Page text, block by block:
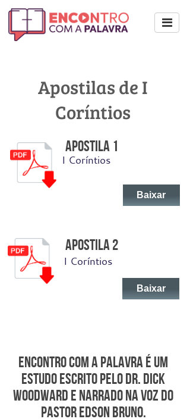
I Coríntios
Apostila 1
Baixar
I Coríntios
Apostila 2
Baixar
Encontro Com a Palavra é um
estudo escrito pelo Dr. Dick
Woodward e narrado na voz do
Pastor Edson Bruno.
Apostilas de I
Coríntios